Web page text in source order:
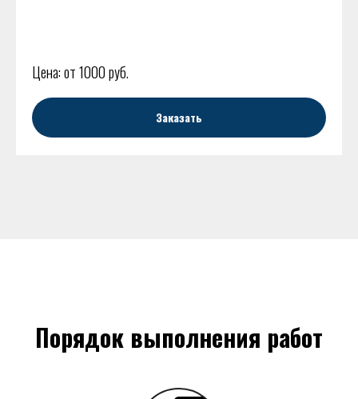
Цена: от 1000 руб.
Заказать
Порядок выполнения работ